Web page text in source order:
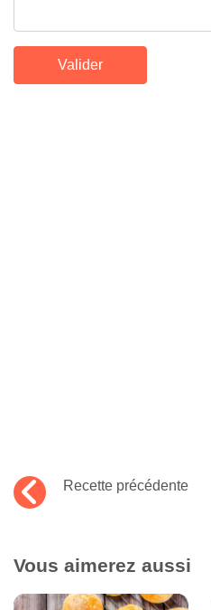
Recette précédente
Vous aimerez aussi